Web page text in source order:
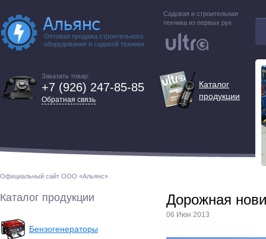
Оптовая продажа строительного
оборудования и садовой техники
Садовая и строительная
техника из первых рук
Заказать товар:
+7 (926) 247-85-85
Обратная связь
Каталог
продукции
Официальный сайт ООО «Альянс»
Каталог продукции
Бензогенераторы
Дорожная
06 Июн 2013